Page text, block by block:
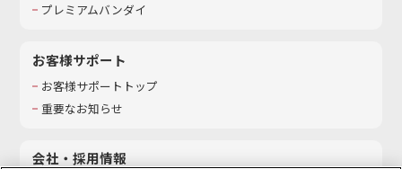
プレミアムバンダイ
お客様サポート
お客様サポートトップ
重要なお知らせ
会社・採用情報